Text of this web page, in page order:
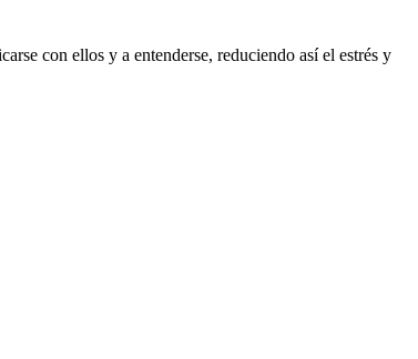
con ellos y a entenderse, reduciendo así el estrés y